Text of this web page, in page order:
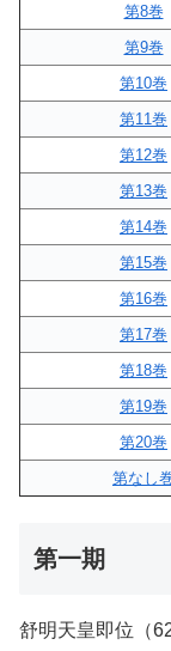
第8巻
第9巻
第10巻
第11巻
第12巻
第13巻
第14巻
第15巻
第16巻
第17巻
第18巻
第19巻
第20巻
第なし
第一期
舒明天皇即位（